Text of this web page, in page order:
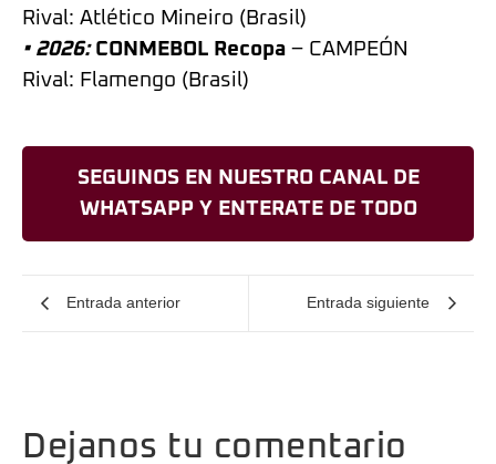
Rival: Atlético Mineiro (Brasil)
• 2026: CONMEBOL Recopa – CAMPEÓN
Rival: Flamengo (Brasil)
SEGUINOS EN NUESTRO CANAL DE
WHATSAPP Y ENTERATE DE TODO
Entrada anterior Entrada siguiente
Dejanos tu comentario